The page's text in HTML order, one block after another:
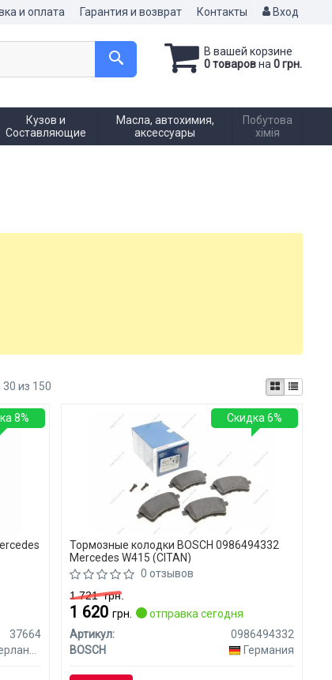
и оплата Гарантия и возврат Контакты Вход
В вашей корзине
0 товаровна 0 грн.
Кузов и
Составляющие
Масла, автохимия,
аксессуары
Побутова
хімія
30 из 150
37664
8%
Тормозные колодки BOSCH 0986494332
Mercedes W415 (CITAN)
0 отзывов
1 721грн.
1 620грн.
отправка сегодня
Артикул:
0986494332
BOSCH
Германия
Скидка 6%